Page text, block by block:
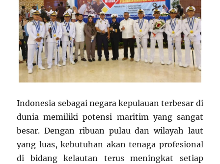
Indonesia sebagai negara kepulauan terbesar di
dunia memiliki potensi maritim yang sangat
besar. Dengan ribuan pulau dan wilayah laut
yang luas, kebutuhan akan tenaga profesional
di bidang kelautan terus meningkat setiap